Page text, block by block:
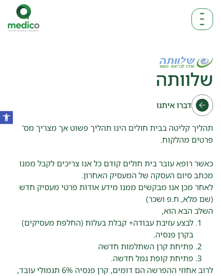
שלוותה
דברו איתנו
תהליך קליטה בבית חולים הינו תהליך פשוט אך מצריך מס'
פרטים מהלקוח.
כאשר רופא עובר בית חולים קודם כל אנו צריכים לקבל ממנו
מכתב סיום העסקה של המעסיק האחרון.
לאחר מכן אנו מבקשים ממנו מידע אודות פרטי מעסיק חדש
(שם מלא, ח.פ ושכר)
השלב הבא הוא,
לבצע עזיבת עבודה+ קבלת בעלות (החלפת מעסיקים)
בקרן פנסיה.
פתיחת קרן השתלמות חדשה
פתיחת קופת גמל חדשה.
לרוב אחוזי ההפרשה הם דומים, קרן פנסיה 6% תגמולי עובד,